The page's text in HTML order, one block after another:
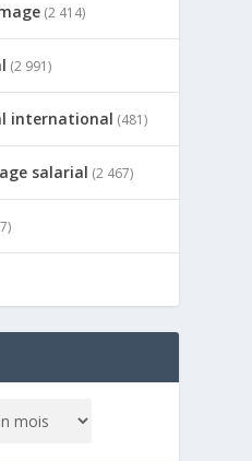
(2 414)
(2 991)
international (481)
salarial (2 467)